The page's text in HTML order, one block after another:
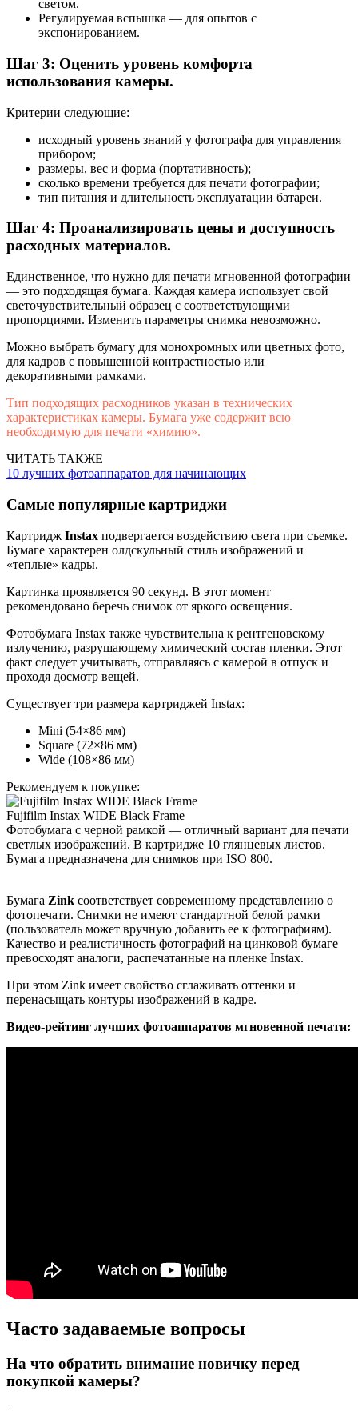
светом.
Регулируемая вспышка — для опытов с
экспонированием.
Шаг 3: Оценить уровень комфорта
использования камеры.
Критерии следующие:
исходный уровень знаний у фотографа для управления
прибором;
размеры, вес и форма (портативность);
сколько времени требуется для печати фотографии;
тип питания и длительность эксплуатации батареи.
Шаг 4: Проанализировать цены и доступность
расходных материалов.
Единственное, что нужно для печати мгновенной фотографии
— это подходящая бумага. Каждая камера использует свой
светочувствительный образец с соответствующими
пропорциями. Изменить параметры снимка невозможно.
Можно выбрать бумагу для монохромных или цветных фото,
для кадров с повышенной контрастностью или
декоративными рамками.
Тип подходящих расходников указан в технических
характеристиках камеры. Бумага уже содержит всю
необходимую для печати «химию».
ЧИТАТЬ ТАКЖЕ
10 лучших фотоаппаратов для начинающих
Самые популярные картриджи
Картридж Instax подвергается воздействию света при съемке.
Бумаге характерен олдскульный стиль изображений и
«теплые» кадры.
Картинка проявляется 90 секунд. В этот момент
рекомендовано беречь снимок от яркого освещения.
Фотобумага Instax также чувствительна к рентгеновскому
излучению, разрушающему химический состав пленки. Этот
факт следует учитывать, отправляясь с камерой в отпуск и
проходя досмотр вещей.
Существует три размера картриджей Instax:
Mini (54×86 мм)
Square (72×86 мм)
Wide (108×86 мм)
Рекомендуем к покупке:
Fujifilm Instax WIDE Black Frame
Фотобумага с черной рамкой — отличный вариант для печати
светлых изображений. В картридже 10 глянцевых листов.
Бумага предназначена для снимков при ISO 800.
Бумага Zink соответствует современному представлению о
фотопечати. Снимки не имеют стандартной белой рамки
(пользователь может вручную добавить ее к фотографиям).
Качество и реалистичность фотографий на цинковой бумаге
превосходят аналоги, распечатанные на пленке Instax.
При этом Zink имеет свойство сглаживать оттенки и
перенасыщать контуры изображений в кадре.
Видео-рейтинг лучших фотоаппаратов мгновенной печати:
Часто задаваемые вопросы
На что обратить внимание новичку перед
покупкой камеры?